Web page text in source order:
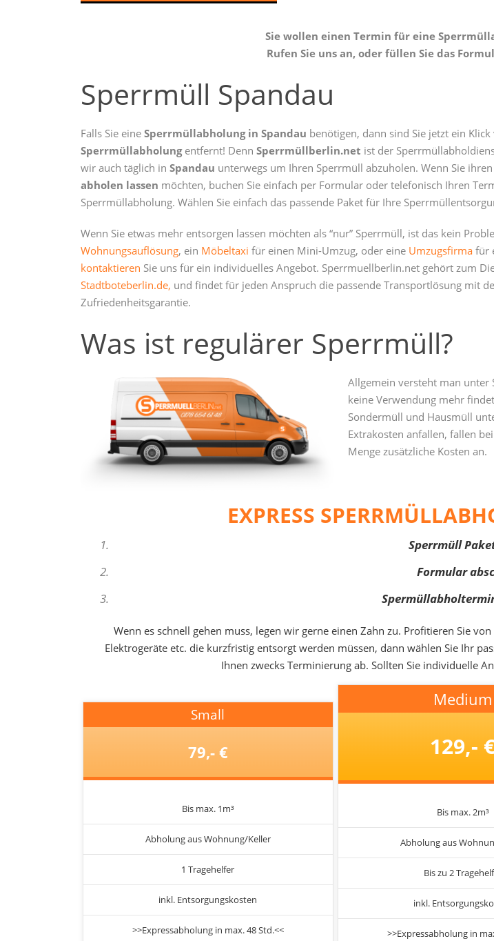
Sie wollen einen Termin für eine
Rufen Sie uns an, oder füllen Sie das
Sperrmüll Spandau
Falls Sie eine Sperrmüllabholung in Spandau benötigen, dann sind Sie jetzt ein
Sperrmüllabholungentfernt! Denn Sperrmüllberlin.net ist der
wir auch täglich in Spandau unterwegs um Ihren Sperrmüll abzuholen. Wenn Sie ihren
abholen lassen möchten, buchen Sie einfach per Formular oder telefonisch Ihren
Sperrmüllabholung. Wählen Sie einfach das passende Paket für Ihre
Wenn Sie etwas mehr entsorgen lassen möchten als “nur” Sperrmüll, ist das kein
Wohnungsauflösung, ein Möbeltaxi für einen Mini-Umzug, oder eine Umzugsfirma für
kontaktieren Sie uns für ein individuelles Angebot. Sperrmuellberlin.net gehört zum
Stadtboteberlin.de, und findet für jeden Anspruch die passende Transportlösung mit
Zufriedenheitsgarantie.
Was ist regulärer Sperrmüll?
Allgemein versteht man unter
keine Verwendung mehr
Sondermüll und Hausmüll
Extrakosten anfallen, fallen
Menge zusätzliche Kosten an.
EXPRESS
Sperrmüll
Formular
Wenn es schnell gehen muss, legen wir gerne einen Zahn zu. Profitieren Sie
Elektrogeräte etc. die kurzfristig entsorgt werden müssen, dann wählen Sie Ihr
Ihnen zwecks Terminierung ab. Sollten Sie individuelle
Small
79,- €
Bis max. 1m³
Abholung aus Wohnung/Keller
1 Tragehelfer
inkl. Entsorgungskosten
>>Expressabholung in max. 48 Std.<<
Medium
129,-
Bis max. 2m³
Abholung aus
Bis zu 2
inkl.
>>Expressabholung in